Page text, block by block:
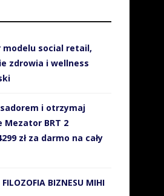
modelu social retail,
zdrowia i wellness
i otrzymaj
Mezator BRT 2
zł za darmo na cały
FILOZOFIA BIZNESU MIHI